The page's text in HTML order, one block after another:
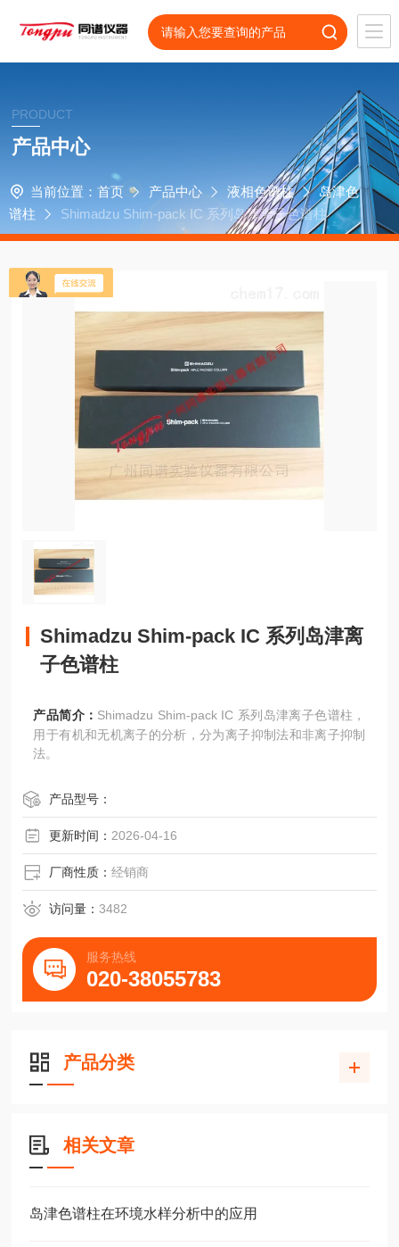
PRODUCT
产品中心
当前位置： 首页 产品中心 液相色谱柱
岛津色
谱柱
Shimadzu Shim-pack IC 系列岛津离子色谱柱
Shimadzu Shim-pack IC 系列岛津离
子色谱柱
产品简介： Shimadzu Shim-pack IC 系列岛津离子色谱柱，
用于有机和无机离子的分析，分为离子抑制法和非离子抑制
法。
产品型号：
更新时间： 2026-04-16
厂商性质：经销商
访问量：3482
服务热线
020-38055783
产品分类
相关文章
岛津色谱柱在环境水样分析中的应用